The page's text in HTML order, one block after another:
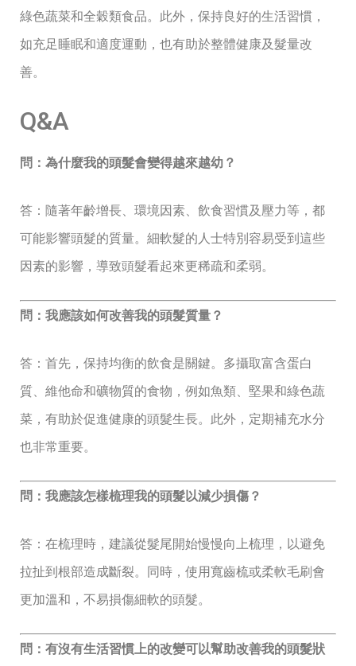
綠色蔬菜和全穀類食品。此外，保持良好的生活習慣，
如充足睡眠和適度運動，也有助於整體健康及髮量改
善。
Q&A
問：為什麼我的頭髮會變得越來越幼？
答：隨著年齡增長、環境因素、飲食習慣及壓力等，都
可能影響頭髮的質量。細軟髮的人士特別容易受到這些
因素的影響，導致頭髮看起來更稀疏和柔弱。
問：我應該如何改善我的頭髮質量？
答：首先，保持均衡的飲食是關鍵。多攝取富含蛋白
質、維他命和礦物質的食物，例如魚類、堅果和綠色蔬
菜，有助於促進健康的頭髮生長。此外，定期補充水分
也非常重要。
問：我應該怎樣梳理我的頭髮以減少損傷？
答：在梳理時，建議從髮尾開始慢慢向上梳理，以避免
拉扯到根部造成斷裂。同時，使用寬齒梳或柔軟毛刷會
更加溫和，不易損傷細軟的頭髮。
問：有沒有生活習慣上的改變可以幫助改善我的頭髮狀